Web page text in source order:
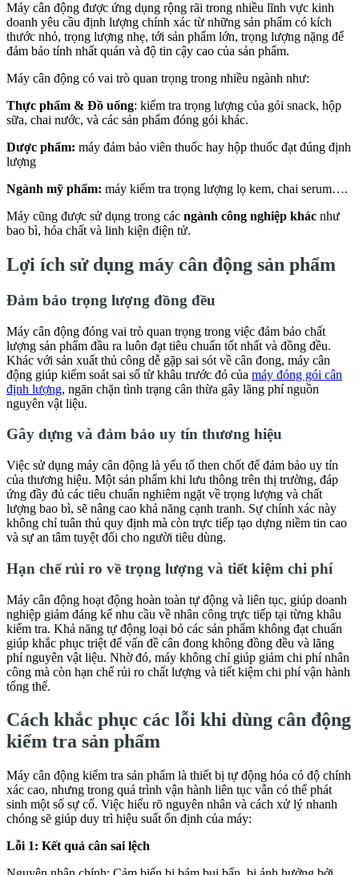
Máy cân động được ứng dụng rộng rãi trong nhiều lĩnh vực kinh
doanh yêu cầu định lượng chính xác từ những sản phẩm có kích
thước nhỏ, trọng lượng nhẹ, tới sản phẩm lớn, trọng lượng nặng để
đảm bảo tính nhất quán và độ tin cậy cao của sản phẩm.
Máy cân động có vai trò quan trọng trong nhiều ngành như:
Thực phẩm & Đồ uống: kiểm tra trọng lượng của gói snack, hộp
sữa, chai nước, và các sản phẩm đóng gói khác.
Dược phẩm: máy đảm bảo viên thuốc hay hộp thuốc đạt đúng định
lượng
Ngành mỹ phẩm: máy kiểm tra trọng lượng lọ kem, chai serum….
Máy cũng được sử dụng trong các ngành công nghiệp khác như
bao bì, hóa chất và linh kiện điện tử.
Lợi ích sử dụng máy cân động sản phẩm
Đảm bảo trọng lượng đồng đều
Máy cân động đóng vai trò quan trọng trong việc đảm bảo chất
lượng sản phẩm đầu ra luôn đạt tiêu chuẩn tốt nhất và đồng đều.
Khác với sản xuất thủ công dễ gặp sai sót về cân đong, máy cân
động giúp kiểm soát sai số từ khâu trước đó của máy đóng gói cân
định lượng, ngăn chặn tình trạng cân thừa gây lãng phí nguồn
nguyên vật liệu.
Gây dựng và đảm bảo uy tín thương hiệu
Việc sử dụng máy cân động là yếu tố then chốt để đảm bảo uy tín
của thương hiệu. Một sản phẩm khi lưu thông trên thị trường, đáp
ứng đầy đủ các tiêu chuẩn nghiêm ngặt về trọng lượng và chất
lượng bao bì, sẽ nâng cao khả năng cạnh tranh. Sự chính xác này
không chỉ tuân thủ quy định mà còn trực tiếp tạo dựng niềm tin cao
và sự an tâm tuyệt đối cho người tiêu dùng.
Hạn chế rủi ro về trọng lượng và tiết kiệm chi phí
Máy cân động hoạt động hoàn toàn tự động và liên tục, giúp doanh
nghiệp giảm đáng kể nhu cầu về nhân công trực tiếp tại từng khâu
kiểm tra. Khả năng tự động loại bỏ các sản phẩm không đạt chuẩn
giúp khắc phục triệt để vấn đề cân đong không đồng đều và lãng
phí nguyên vật liệu. Nhờ đó, máy không chỉ giúp giảm chi phí nhân
công mà còn hạn chế rủi ro chất lượng và tiết kiệm chi phí vận hành
tổng thể.
Cách khắc phục các lỗi khi dùng cân động
kiểm tra sản phẩm
Máy cân động kiểm tra sản phẩm là thiết bị tự động hóa có độ chính
xác cao, nhưng trong quá trình vận hành liên tục vẫn có thể phát
sinh một số sự cố. Việc hiểu rõ nguyên nhân và cách xử lý nhanh
chóng sẽ giúp duy trì hiệu suất ổn định của máy:
Lỗi 1: Kết quả cân sai lệch